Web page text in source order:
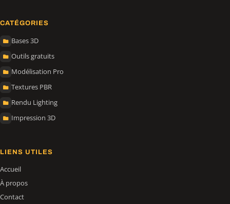
CATÉGORIES
Bases 3D
Outils gratuits
Modélisation Pro
Textures PBR
Rendu Lighting
Impression 3D
LIENS UTILES
Accueil
À propos
Contact